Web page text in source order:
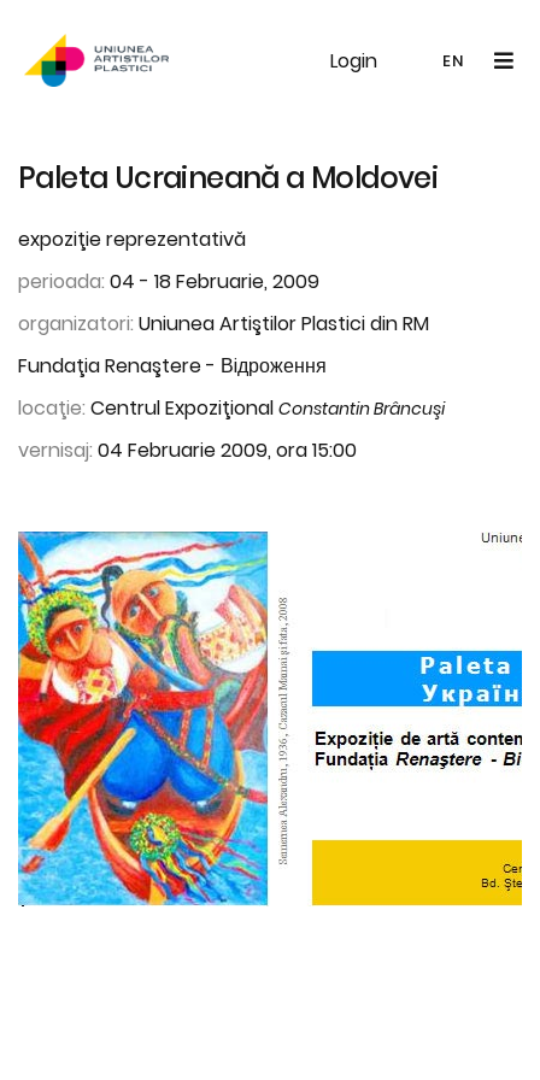
Login EN
UAP Galerie Noutăți
Paleta Ucraineană a Moldovei
expoziţie reprezentativă
perioada: 04 - 18 Februarie, 2009
organizatori: Uniunea Artiştilor Plastici din RM
Fundaţia Renaştere - Вiдроження
locaţie: Centrul Expoziţional Constantin Brâncuşi
vernisaj: 04 Februarie 2009, ora 15:00